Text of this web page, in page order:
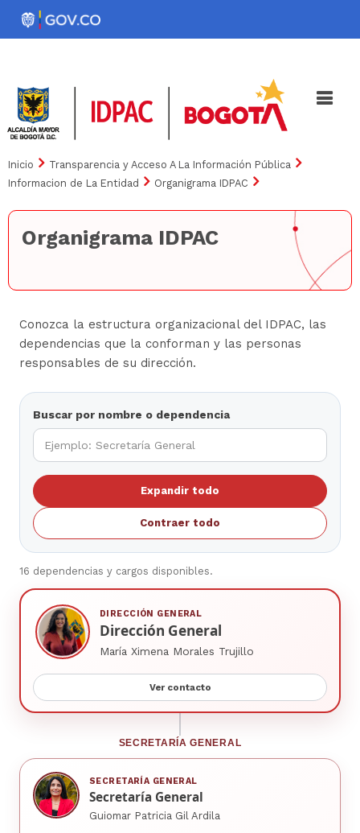
Pasar
Noticias Iniciativas
Inicio
Transparencia y Acceso A La Información Pública
Informacion de La Entidad
Organigrama IDPAC
Organigrama IDPAC
Conozca la estructura organizacional del IDPAC, las
dependencias que la conforman y las personas
responsables de su dirección.
Buscar por nombre o dependencia
Expandir todo
Contraer todo
16 dependencias y cargos disponibles.
DIRECCIÓN GENERAL
Dirección General
María Ximena Morales Trujillo
Ver contacto
SECRETARÍA GENERAL
SECRETARÍA GENERAL
Secretaría General
Guiomar Patricia Gil Ardila